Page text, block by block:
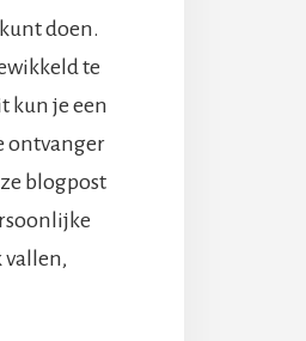
doen.
te
kun je een
ontvanger
blogpost
vallen,